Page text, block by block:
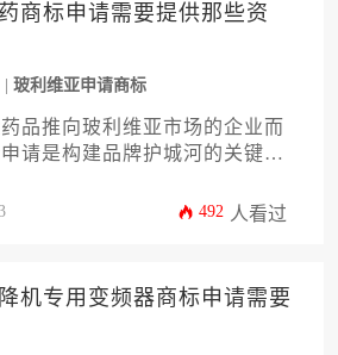
商标申请需要提供那些资
玻利维亚申请商标
品推向玻利维亚市场的企业而
请是构建品牌护城河的关键第
人主体资格证明、清晰的商标
业的行动指南，助力企业高效
规避潜在风险。
492 人看过
机专用变频器商标申请需要